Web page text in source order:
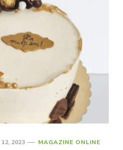
12, 2023 MAGAZINE ONLINE